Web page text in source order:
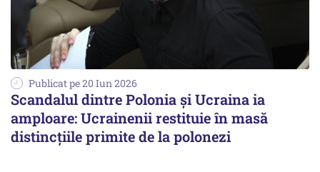
Publicat pe 20 Iun 2026
Scandalul dintre Polonia și Ucraina ia
amploare: Ucrainenii restituie în masă
distincțiile primite de la polonezi